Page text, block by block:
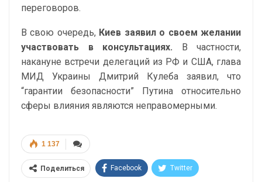
переговоров.
В свою очередь,Киев заявил о своем желании
участвовать в консультациях. В частности,
накануне встречи делегаций из РФ и США, глава
МИД Украины Дмитрий Кулеба заявил, что
“гарантии безопасности” Путина относительно
сферы влияния являются неправомерными.
1 137
Поделиться Facebook Twitter